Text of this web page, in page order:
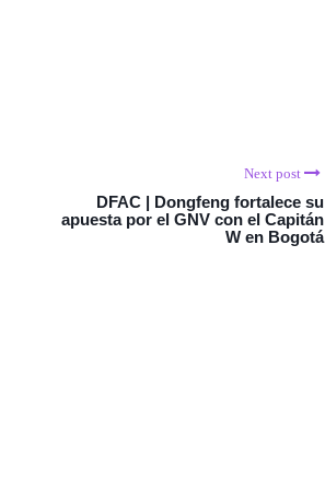
Next post
DFAC | Dongfeng fortalece su
apuesta por el GNV con el Capitán
W en Bogotá